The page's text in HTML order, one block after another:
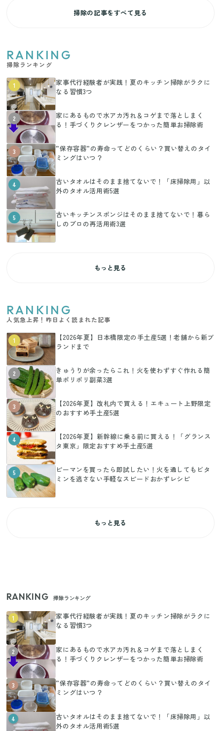
掃除の記事をすべて見る
RANKING
掃除ランキング
1
家事代行経験者が実践！夏のキッチン掃除がラクに
なる習慣3つ
2
家にあるもので水アカ汚れ＆コゲまで落としまく
る！手づくりクレンザーをつかった簡単お掃除術
3
”保存容器”の寿命ってどのくらい？買い替えのタイ
ミングはいつ？
4
古いタオルはそのまま捨てないで！「床掃除用」以
外のタオル活用術5選
5
古いキッチンスポンジはそのまま捨てないで！暮ら
しのプロの再活用術3選
もっと見る
RANKING
人気急上昇！昨日よく読まれた記事
1
【2026年夏】日本橋限定の手土産5選！老舗から新ブ
ランドまで
2
きゅうりが余ったらこれ！火を使わずすぐ作れる簡
単ポリポリ副菜3選
3
【2026年夏】改札内で買える！エキュート上野限定
のおすすめ手土産5選
4
【2026年夏】新幹線に乗る前に買える！「グランス
タ東京」限定おすすめ手土産5選
5
ピーマンを買ったら即試したい！火を通してもビタ
ミンを逃さない手軽なスピードおかずレシピ
もっと見る
RANKING 掃除ランキング
1
家事代行経験者が実践！夏のキッチン掃除がラクに
なる習慣3つ
2
家にあるもので水アカ汚れ＆コゲまで落としまく
る！手づくりクレンザーをつかった簡単お掃除術
3
”保存容器”の寿命ってどのくらい？買い替えのタイ
ミングはいつ？
4
古いタオルはそのまま捨てないで！「床掃除用」以
外のタオル活用術5選